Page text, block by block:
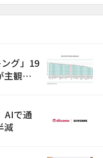
グ」19
観的
AIで通
減